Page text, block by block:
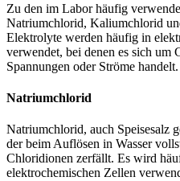
Zu den im Labor häufig
Natriumchlorid, Kaliumchlorid
Elektrolyte werden häufig in
verwendet, bei denen es sich um
Spannungen oder Ströme handelt.
Natriumchlorid
Natriumchlorid, auch Speisesalz
der beim Auflösen in Wasser
Chloridionen zerfällt. Es wird
elektrochemischen Zellen